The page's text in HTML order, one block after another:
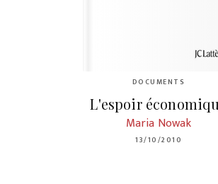
DOCUMENTS
L'espoir
Maria Nowak
13/10/2010